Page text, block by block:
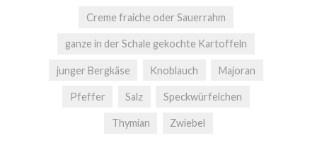
Creme fraiche oder Sauerrahm
ganze in der Schale gekochte Kartoffeln
junger Bergkäse Knoblauch Majoran
Pfeffer Salz Speckwürfelchen
Thymian Zwiebel